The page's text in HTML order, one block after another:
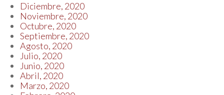
Diciembre, 2020
Noviembre, 2020
Octubre, 2020
Septiembre, 2020
Agosto, 2020
Julio, 2020
Junio, 2020
Abril, 2020
Marzo, 2020